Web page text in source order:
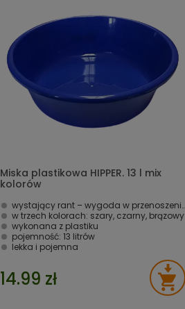
Miska plastikowa HIPPER. 13 l mix
kolorów
wystający rant – wygoda w przenoszeniu
w trzech kolorach: szary, czarny, brązowy
wykonana z plastiku
pojemność: 13 litrów
lekka i pojemna
14.99 zł